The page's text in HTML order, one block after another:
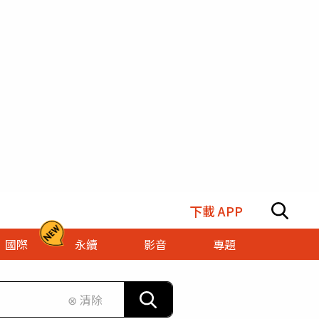
下載 APP
國際 永續 影音
專題
⊗ 清除